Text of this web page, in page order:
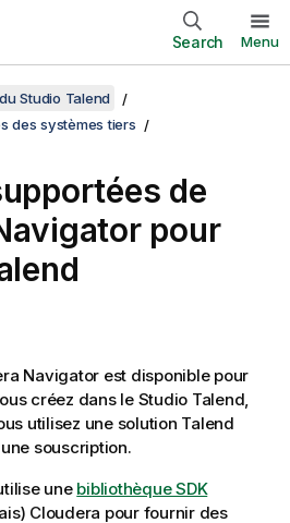
Search Menu
Studio Talend
des systèmes tiers
de
pour
Navigator est disponible pour
créez dans le Studio Talend,
utilisez une solution Talend
souscription.
une bibliothèque SDK
Cloudera pour fournir des